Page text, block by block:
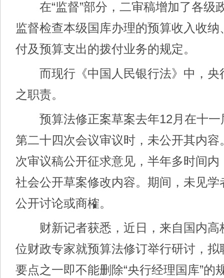
在“监督”部分，二审稿增加了各级
监督检查本级国库办理的预算收入收
付及预算支出的拨付业务的规定。
而现行《中国人民银行法》中，央
之职责。
预算法修正案草案去年12月在十一
第二十四次会议审议时，未公开其内
次审议稿公开征求意见，半年多时间
社会公开草案修改内容。期间，未见学
公开讨论或商榷。
财新记者获悉，近日，来自国内高
位财政专家就预算法修订举行研讨，拟
要点之一即不能删除“央行经理国库”的